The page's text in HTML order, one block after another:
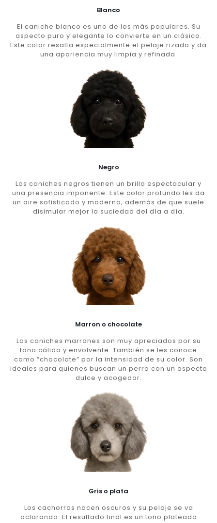
Blanco
El caniche blanco es uno de los más populares. Su
aspecto puro y elegante lo convierte en un clásico.
Este color resalta especialmente el pelaje rizado y da
una apariencia muy limpia y refinada.
Negro
Los caniches negros tienen un brillo espectacular y
una presencia imponente. Este color profundo les da
un aire sofisticado y moderno, además de que suele
disimular mejor la suciedad del día a día.
Marron o chocolate
Los caniches marrones son muy apreciados por su
tono cálido y envolvente. También se les conoce
como “chocolate” por la intensidad de su color. Son
ideales para quienes buscan un perro con un aspecto
dulce y acogedor.
Gris o plata
Los cachorros nacen oscuros y su pelaje se va
aclarando. El resultado final es un tono plateado